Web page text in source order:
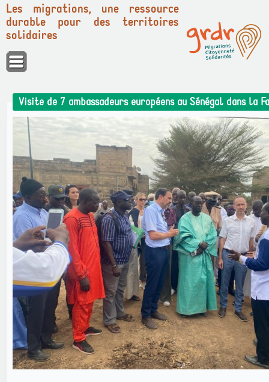
Panneau de gestion des cookies
Les migrations, une ressource
durable pour des territoires
solidaires
Visite de 7 ambassadeurs européens au Sénégal dans la